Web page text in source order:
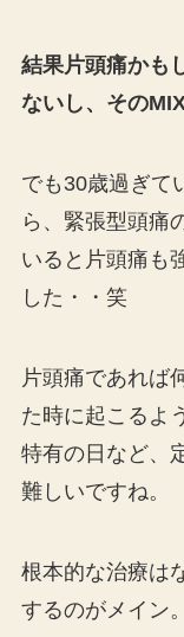
結果片頭痛かも
ないし、その
でも30歳過ぎて
ら、緊張型頭痛
いると片頭痛も
した・・笑
片頭痛であれば
た時に起こるよ
特有の日など、
難しいですね。
根本的な治療は
するのがメイン。